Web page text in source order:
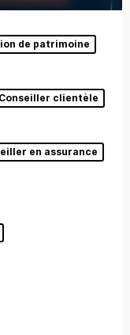
de patrimoine
Conseiller clientèle
en assurance